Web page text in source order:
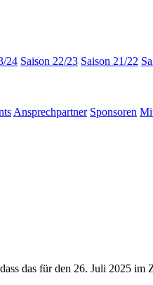
24 Saison 22/23 Saison 21/22
Ansprechpartner Sponsoren
das für den 26. Juli 2025